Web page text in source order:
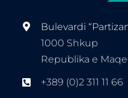
Bulevardi
1000 Shkup
Republika e
+389 (0)2 311 11 66